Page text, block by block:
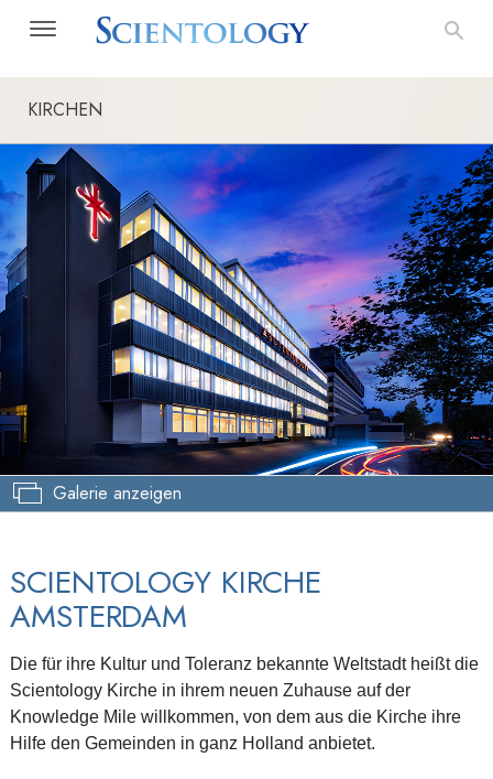
KIRCHEN
Galerie anzeigen
SCIENTOLOGY KIRCHE
AMSTERDAM
Die für ihre Kultur und Toleranz bekannte Weltstadt heißt die
Scientology Kirche in ihrem neuen Zuhause auf der
Knowledge Mile willkommen, von dem aus die Kirche ihre
Hilfe den Gemeinden in ganz Holland anbietet.